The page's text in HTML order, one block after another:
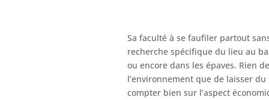
Sa faculté à se faufiler partout
recherche spécifique du lieu au
ou encore dans les épaves. Rien
l’environnement que de laisser
compter bien sur l’aspect